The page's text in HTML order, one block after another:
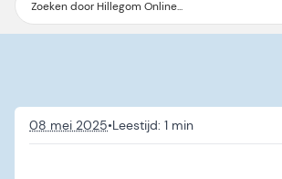
08 mei 2025•